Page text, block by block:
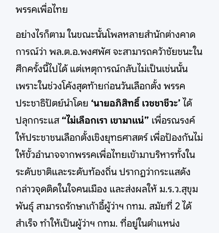
พรรคเพื่อไทย
อย่างไรก็ตาม ในขณะนั้นโพลหลายสำนักต่างคาด
การณ์ว่า พล.ต.อ.พงศพัศ จะสามารถคว้าชัยชนะใน
ศึกครั้งนี้ไปได้ แต่เหตุการณ์กลับไม่เป็นเช่นนั้น
เพราะในช่วงโค้งสุดท้ายก่อนวันเลือกตั้ง พรรค
ประชาธิปัตย์นำโดย ‘นายอภิสิทธิ์ เวชชาชีวะ’ ได้
ปลุกกระแส “ไม่เลือกเรา เขามาแน่” เพื่อรณรงค์
ให้ประชาชนเลือกตั้งเชิงยุทธศาสตร์ เพื่อป้องกันไม่
ให้ขั้วอำนาจจากพรรคเพื่อไทยเข้ามาบริหารทั้งใน
ระดับชาติและระดับท้องถิ่น ปรากฏว่ากระแสดัง
กล่าวจุดติดในใจคนเมือง และส่งผลให้ ม.ร.ว.สุขุม
พันธุ์ สามารถรักษาเก้าอี้ผู้ว่าฯ กทม. สมัยที่ 2 ได้
สำเร็จ ทำให้เป็นผู้ว่าฯ กทม. ที่อยู่ในตำแหน่ง